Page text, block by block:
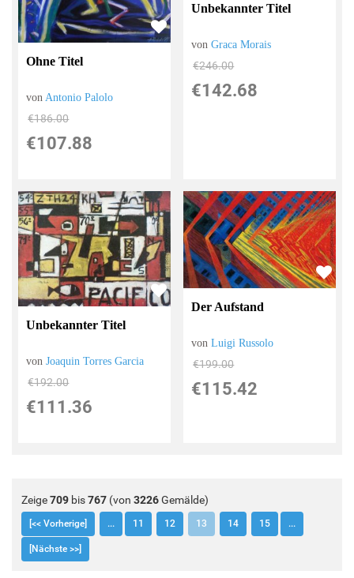
Ohne Titel
von Antonio Palolo
€186.00
€107.88
Unbekannter Titel
vonGraca Morais
€246.00
€142.68
Unbekannter Titel
vonJoaquin Torres Garcia
€192.00
€111.36
Der Aufstand
vonLuigi Russolo
€199.00
€115.42
Zeige709 bis767 (von 3226Gemälde)
[<< Vorherige] ... 11 12 13 14 15 ...
[Nächste >>]